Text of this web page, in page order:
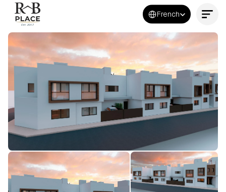
Select Language
French
Contactez-nous maintenant